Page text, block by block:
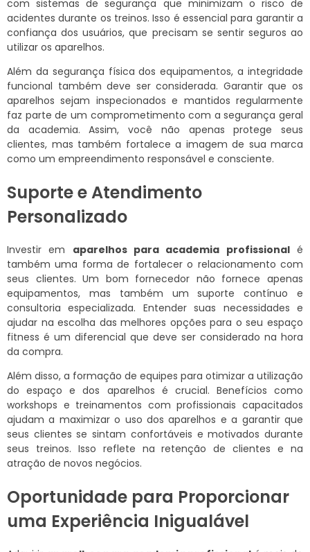
com sistemas de segurança que minimizam o risco de
acidentes durante os treinos. Isso é essencial para garantir a
confiança dos usuários, que precisam se sentir seguros ao
utilizar os aparelhos.
Além da segurança física dos equipamentos, a integridade
funcional também deve ser considerada. Garantir que os
aparelhos sejam inspecionados e mantidos regularmente
faz parte de um comprometimento com a segurança geral
da academia. Assim, você não apenas protege seus
clientes, mas também fortalece a imagem de sua marca
como um empreendimento responsável e consciente.
Suporte e Atendimento
Personalizado
Investir em aparelhos para academia profissionalé
também uma forma de fortalecer o relacionamento com
seus clientes. Um bom fornecedor não fornece apenas
equipamentos, mas também um suporte contínuo e
consultoria especializada. Entender suas necessidades e
ajudar na escolha das melhores opções para o seu espaço
fitness é um diferencial que deve ser considerado na hora
da compra.
Além disso, a formação de equipes para otimizar a utilização
do espaço e dos aparelhos é crucial. Benefícios como
workshops e treinamentos com profissionais capacitados
ajudam a maximizar o uso dos aparelhos e a garantir que
seus clientes se sintam confortáveis e motivados durante
seus treinos. Isso reflete na retenção de clientes e na
atração de novos negócios.
Oportunidade para Proporcionar
uma Experiência Inigualável